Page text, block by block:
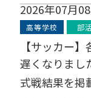
2026年07月
高等学校 部
【サッカー
遅くなりまし
式戦結果を掲